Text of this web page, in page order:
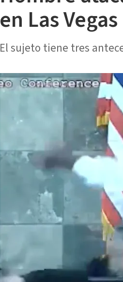
en Las Vegas
El sujeto tiene tres